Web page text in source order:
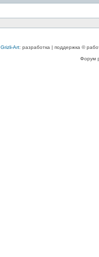
Grizli-Art: разработка | поддержка ©
Форум